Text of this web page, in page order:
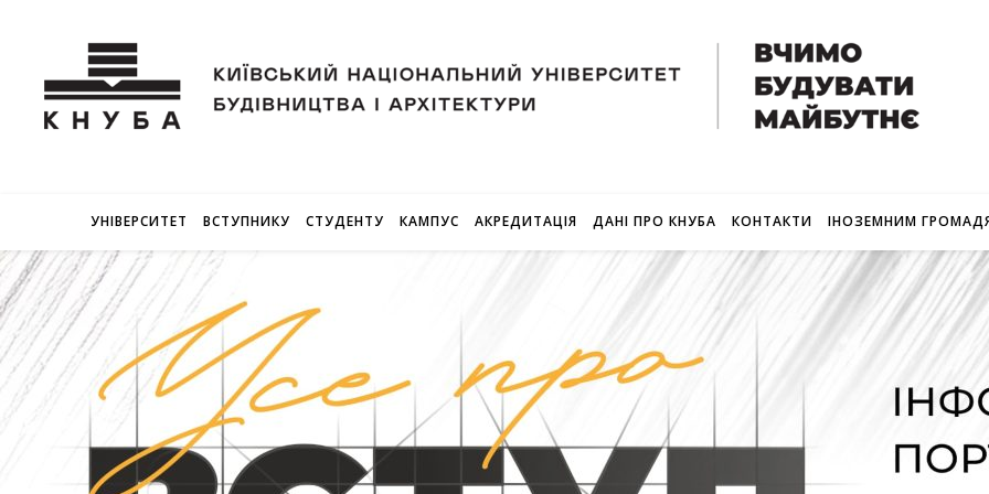
УНІВЕРСИТЕТ ВСТУПНИКУ СТУДЕНТУ КАМПУС АКРЕДИТАЦІЯ ДАНІ ПРО КНУБА КОНТАКТИ ІНОЗЕМНИМ